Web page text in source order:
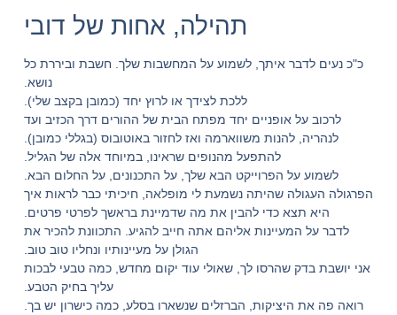
תהילה, אחות של דובי
כ"כ נעים לדבר איתך, לשמוע על המחשבות שלך. חשבת וביררת כל
נושא.
ללכת לצידך או לרוץ יחד (כמובן בקצב שלי).
לרכוב על אופניים יחד מפתח הבית של ההורים דרך הכזיב ועד
לנהריה, להנות משווארמה ואז לחזור באוטובוס (בגללי כמובן).
להתפעל מהנופים שראינו, במיוחד אלה של הגליל.
לשמוע על הפרוייקט הבא שלך, על התכנונים, על החלום הבא.
הפרגולה העגולה שהיתה נשמעת לי מופלאה, חיכיתי כבר לראות איך
היא תצא כדי להבין את מה שדמיינת בראשך לפרטי פרטים.
לדבר על המעיינות אליהם אתה חייב להגיע. התכוונת להכיר את
הגולן על מעיינותיו ונחליו טוב טוב.
אני יושבת בדק שהרסו לך, שאולי עוד יקום מחדש, כמה טבעי לבכות
עליך בחיק הטבע.
רואה פה את היציקות, הברזלים שנשארו בסלע, כמה כישרון יש בך.